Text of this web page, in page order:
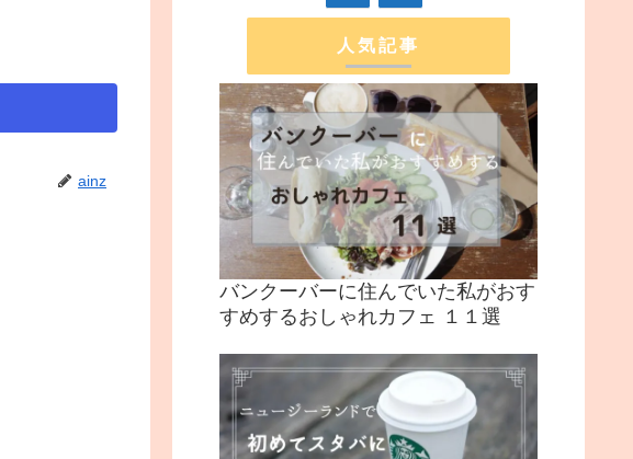
ainz
人気記事
バンクーバーに住んでいた私がおす
すめするおしゃれカフェ １１選